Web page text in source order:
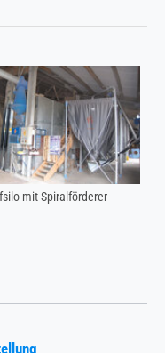
mit Spiralförderer